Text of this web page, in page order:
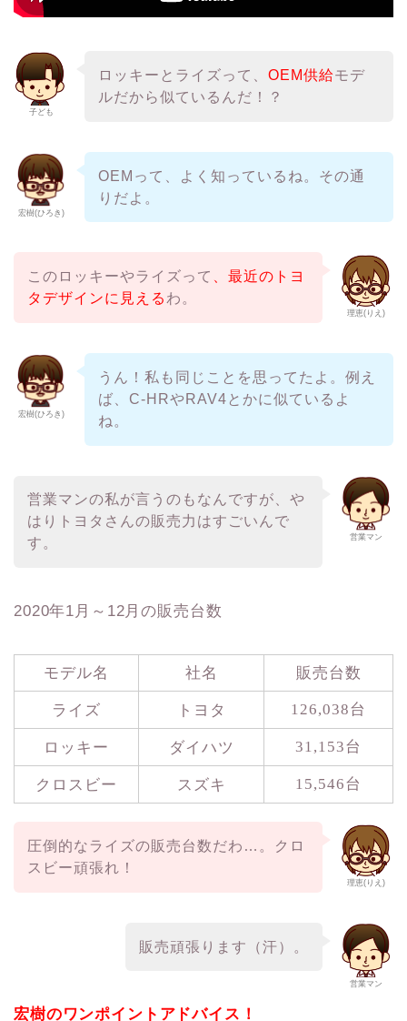
子ども
ロッキーとライズって、 OEM供給モデ
ルだから似ているんだ！？
宏樹(ひろき)
OEMって、よく知っているね。その通
りだよ。
理恵(りえ)
このロッキーやライズって
、最近のトヨ
タデザインに見える わ。
宏樹(ひろき)
うん！私も同じことを思ってたよ。例え
ば、C-HRやRAV4とかに似ているよ
ね。
営業マン
営業マンの私が言うのもなんですが、や
はりトヨタさんの販売力はすごいんで
す。
2020年1月～12月の販売台数
モデル名 社名 販売台数
ライズ トヨタ 126,038台
ロッキー ダイハツ 31,153台
クロスビー スズキ 15,546台
理恵(りえ)
圧倒的なライズの販売台数だわ…。クロ
スビー頑張れ！
営業マン
販売頑張ります（汗）。
宏樹のワンポイントアドバイス！